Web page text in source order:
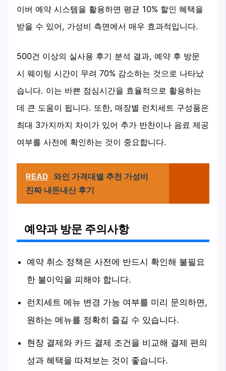
이버 예약 시스템을 활용하면 평균 10% 할인 혜택을
받을 수 있어, 가성비 측면에서 매우 효과적입니다.
500건 이상의 실사용 후기 분석 결과, 예약 후 방문
시 웨이팅 시간이 무려 70% 감소하는 것으로 나타났
습니다. 이는 바쁜 점심시간을 효율적으로 활용하는
데 큰 도움이 됩니다. 또한, 매장별 런치세트 구성품은
최대 3가지까지 차이가 있어 추가 반찬이나 음료 제공
여부를 사전에 확인하는 것이 중요합니다.
READ 와인 가격대별 추천 가성비
진짜 내돈내산 후기
예약과 방문 주의사항
예약 취소 정책은 사전에 반드시 확인해 불필요
한 불이익을 피해야 합니다.
런치세트 메뉴 변경 가능 여부를 미리 문의하면,
원하는 메뉴를 정확히 즐길 수 있습니다.
현장 결제와 카드 결제 조건을 비교해 결제 편의
성과 혜택을 따져보는 것이 좋습니다.